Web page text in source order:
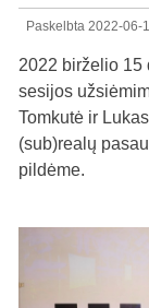
Paskelbta 2022-06-
2022 birželio 15
sesijos
Tomkutė ir
(sub)realų
pildėme.